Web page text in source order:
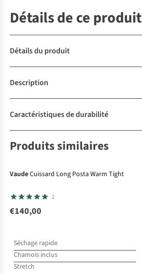
Détails de ce produit
Détails du produit
Description
Caractéristiques de durabilité
Produits similaires
VaudeCuissard Long Posta Warm Tight
2
€140,00
Séchage rapide
Chamois inclus
Stretch